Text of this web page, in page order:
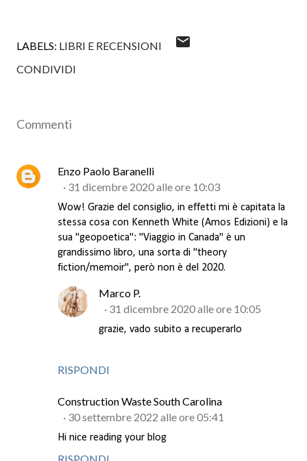
LABELS: LIBRI E RECENSIONI
CONDIVIDI
Commenti
Enzo Paolo Baranelli
31 dicembre 2020 alle ore 10:03
Wow! Grazie del consiglio, in effetti mi è capitata la
stessa cosa con Kenneth White (Amos Edizioni) e la
sua "geopoetica": "Viaggio in Canada" è un
grandissimo libro, una sorta di "theory
fiction/memoir", però non è del 2020.
RISPONDI
Marco P.
31 dicembre 2020 alle ore 10:05
grazie, vado subito a recuperarlo
Construction Waste South Carolina
30 settembre 2022 alle ore 05:41
Hi nice reading your blog